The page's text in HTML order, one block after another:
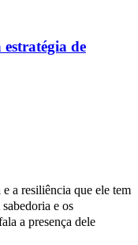
de
a resiliência que ele tem
sabedoria e os
a presença dele